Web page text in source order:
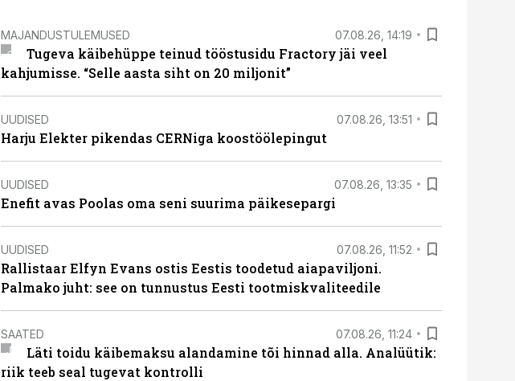
MAJANDUSTULEMUSED 07.08.26, 14:19
Tugeva käibehüppe teinud tööstusidu Fractory jäi veel
kahjumisse. “Selle aasta siht on 20 miljonit”
UUDISED 07.08.26, 13:51
Harju Elekter pikendas CERNiga koostöölepingut
UUDISED 07.08.26, 13:35
Enefit avas Poolas oma seni suurima päikesepargi
UUDISED 07.08.26, 11:52
Rallistaar Elfyn Evans ostis Eestis toodetud aiapaviljoni.
Palmako juht: see on tunnustus Eesti tootmiskvaliteedile
SAATED 07.08.26, 11:24
Läti toidu käibemaksu alandamine tõi hinnad alla. Analüütik:
riik teeb seal tugevat kontrolli